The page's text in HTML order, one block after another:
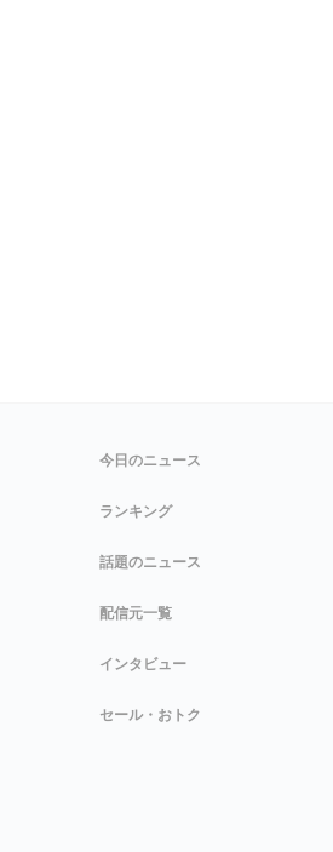
今日のニュース
ランキング
話題のニュース
配信元一覧
インタビュー
セール・おトク